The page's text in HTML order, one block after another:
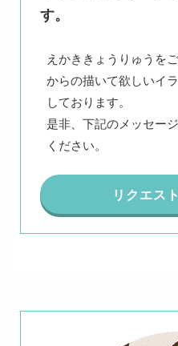
す。
えかききょうりゅうを
からの描いて欲しいイ
しております。
是非、下記のメッセー
ください。
リクエス